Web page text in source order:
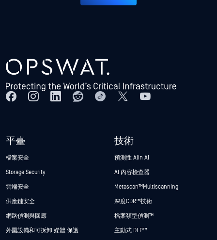
平臺
檔案安全
Storage Security
雲端安全
供應鏈安全
網路偵測與回應
外圍設備和可拆卸 媒體 保護
技術
預測性 Alin AI
AI 內容檢查器
Metascan™ Multiscanning
深度CDR™技術
檔案類型偵測™
主動式 DLP™